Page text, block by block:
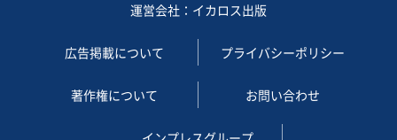
運営会社：イカロス出版
広告掲載について プライバシーポリシー
著作権について お問い合わせ